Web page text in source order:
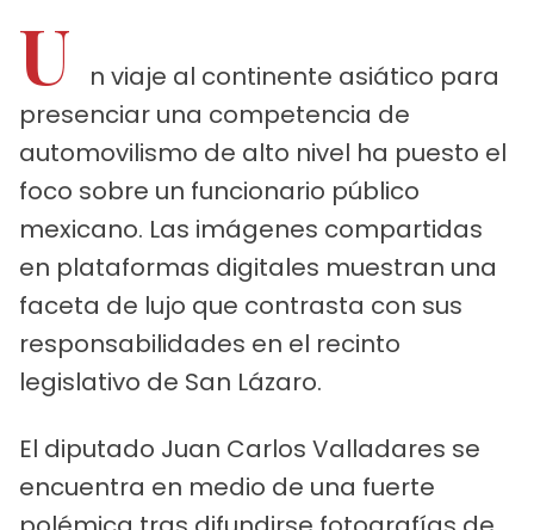
U
n viaje al continente asiático para
presenciar una competencia de
automovilismo de alto nivel ha puesto el
foco sobre un funcionario público
mexicano. Las imágenes compartidas
en plataformas digitales muestran una
faceta de lujo que contrasta con sus
responsabilidades en el recinto
legislativo de San Lázaro.
El diputado Juan Carlos Valladares se
encuentra en medio de una fuerte